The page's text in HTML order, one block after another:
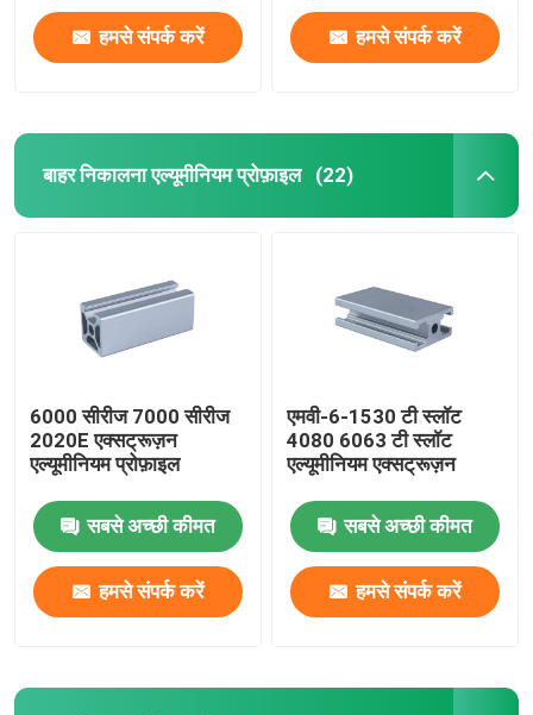
हमसे संपर्क करें हमसे संपर्क करें
बाहर निकालना एल्यूमीनियम प्रोफ़ाइल (22)
6000 सीरीज 7000 सीरीज
2020E एक्सट्रूज़न
एल्यूमीनियम प्रोफ़ाइल
सबसे अच्छी कीमत
हमसे संपर्क करें
एमवी-6-1530 टी स्लॉट
4080 6063 टी स्लॉट
एल्यूमीनियम एक्सट्रूज़न
सबसे अच्छी कीमत
हमसे संपर्क करें